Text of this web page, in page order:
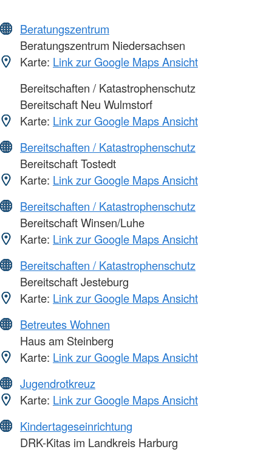
Beratungszentrum
Beratungszentrum Niedersachsen
Karte: Link zur Google Maps Ansicht
Bereitschaften / Katastrophenschutz
Bereitschaft Neu Wulmstorf
Karte: Link zur Google Maps Ansicht
Bereitschaften / Katastrophenschutz
Bereitschaft Tostedt
Karte: Link zur Google Maps Ansicht
Bereitschaften / Katastrophenschutz
Bereitschaft Winsen/Luhe
Karte: Link zur Google Maps Ansicht
Bereitschaften / Katastrophenschutz
Bereitschaft Jesteburg
Karte: Link zur Google Maps Ansicht
Betreutes Wohnen
Haus am Steinberg
Karte: Link zur Google Maps Ansicht
Jugendrotkreuz
Karte: Link zur Google Maps Ansicht
Kindertageseinrichtung
DRK-Kitas im Landkreis Harburg